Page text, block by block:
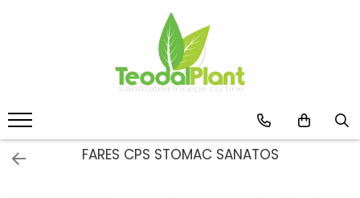
SUPLIMENTE ARTICULATII
SUPLIMENTE TONICE
CREME ANTIINFLAMATOARE-
CIRCULAȚIE
FARES CPS STOMAC SANATOS